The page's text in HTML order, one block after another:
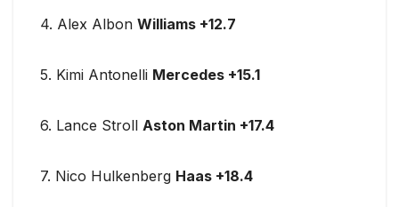
4. Alex Albon Williams +12.7
5. Kimi Antonelli Mercedes +15.1
6. Lance Stroll Aston Martin +17.4
7. Nico Hulkenberg Haas +18.4